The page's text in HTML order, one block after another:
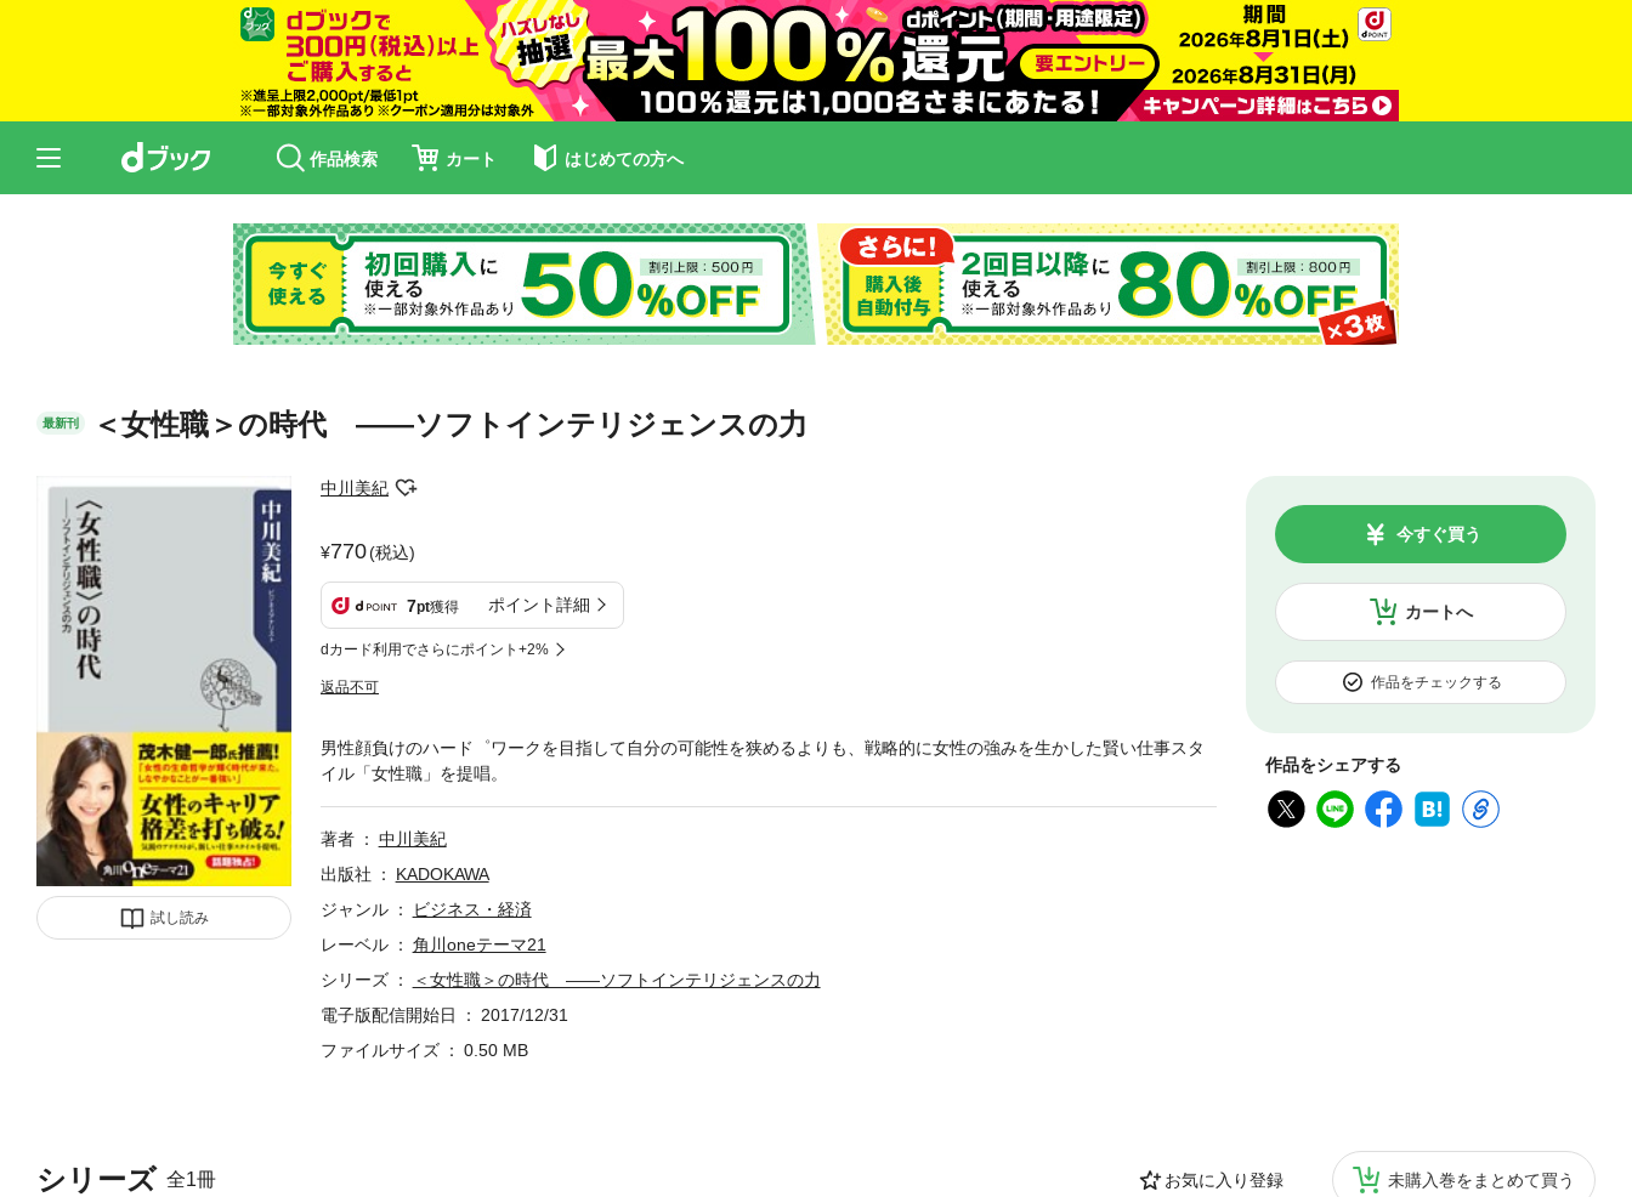
作品検索 カート はじめての方へ
最新刊 ＜女性職＞の時代 ――ソフトインテリジェンスの力
試し読み
中川美紀
770(税込)
7pt獲得 ポイント詳細
dカード利用でさらにポイント+2%
返品不可
カートへ
今すぐ買う
作品をチェックする
作品をシェアする
シリーズ 全1冊 お気に入り登録 未購入巻をまとめて買う
男性顔負けのハード゜ワークを目指して自分の可能性を狭めるよりも、戦略的に女性の強みを生かした賢い仕事スタ
イル「女性職」を提唱。
著者
中川美紀
出版社
KADOKAWA
ジャンル
ビジネス・経済
レーベル
角川oneテーマ21
シリーズ
＜女性職＞の時代 ――ソフトインテリジェンスの力
電子版配信開始日
2017/12/31
ファイルサイズ
0.50 MB